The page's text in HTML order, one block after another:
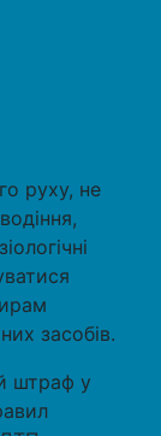
руху, не
засобів.
штраф у